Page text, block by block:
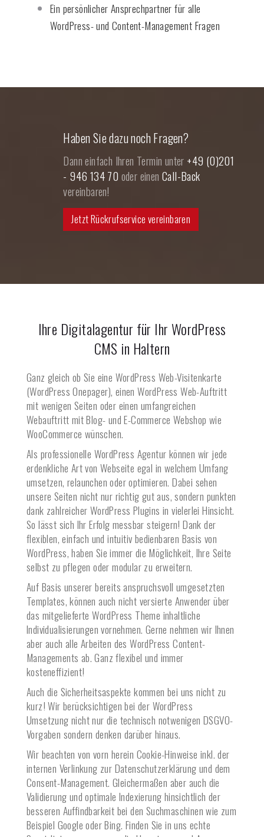
Ein persönlicher Ansprechpartner für alle
WordPress- und Content-Management Fragen
Haben Sie dazu noch Fragen?
Dann einfach Ihren Termin unter +49 (0)201
- 946 134 70 oder einen Call-Back
vereinbaren!
Jetzt Rückrufservice vereinbaren
Ihre Digitalagentur für Ihr WordPress
CMS in Haltern
Ganz gleich ob Sie eine WordPress Web-Visitenkarte
(WordPress Onepager), einen WordPress Web-Auftritt
mit wenigen Seiten oder einen umfangreichen
Webauftritt mit Blog- und E-Commerce Webshop wie
WooCommerce wünschen.
Als professionelle WordPress Agentur können wir jede
erdenkliche Art von Webseite egal in welchem Umfang
umsetzen, relaunchen oder optimieren. Dabei sehen
unsere Seiten nicht nur richtig gut aus, sondern punkten
dank zahlreicher WordPress Plugins in vielerlei Hinsicht.
So lässt sich Ihr Erfolg messbar steigern! Dank der
flexiblen, einfach und intuitiv bedienbaren Basis von
WordPress, haben Sie immer die Möglichkeit, Ihre Seite
selbst zu pflegen oder modular zu erweitern.
Auf Basis unserer bereits anspruchsvoll umgesetzten
Templates, können auch nicht versierte Anwender über
das mitgelieferte WordPress Theme inhaltliche
Individualisierungen vornehmen. Gerne nehmen wir Ihnen
aber auch alle Arbeiten des WordPress Content-
Managements ab. Ganz flexibel und immer
kosteneffizient!
Auch die Sicherheitsaspekte kommen bei uns nicht zu
kurz! Wir berücksichtigen bei der WordPress
Umsetzung nicht nur die technisch notwenigen DSGVO-
Vorgaben sondern denken darüber hinaus.
Wir beachten von vorn herein Cookie-Hinweise inkl. der
internen Verlinkung zur Datenschutzerklärung und dem
Consent-Management. Gleichermaßen aber auch die
Validierung und optimale Indexierung hinsichtlich der
besseren Auffindbarkeit bei den Suchmaschinen wie zum
Beispiel Google oder Bing. Finden Sie in uns echte